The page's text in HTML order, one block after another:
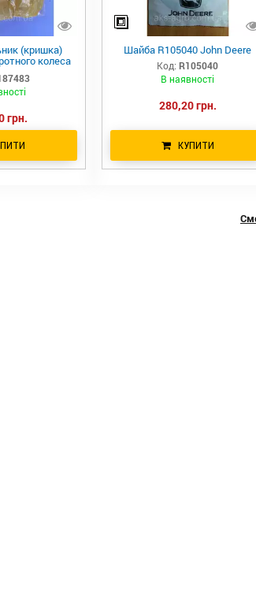
(кришка)
колеса
грн.
Шайба R105040 John Deere
Код: R105040
В наявності
280,20 грн.
КУПИТИ